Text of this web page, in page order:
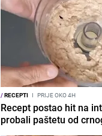
/RECEPTI I PRIJE OKO 4H
Recept postao hit na
probali paštetu od